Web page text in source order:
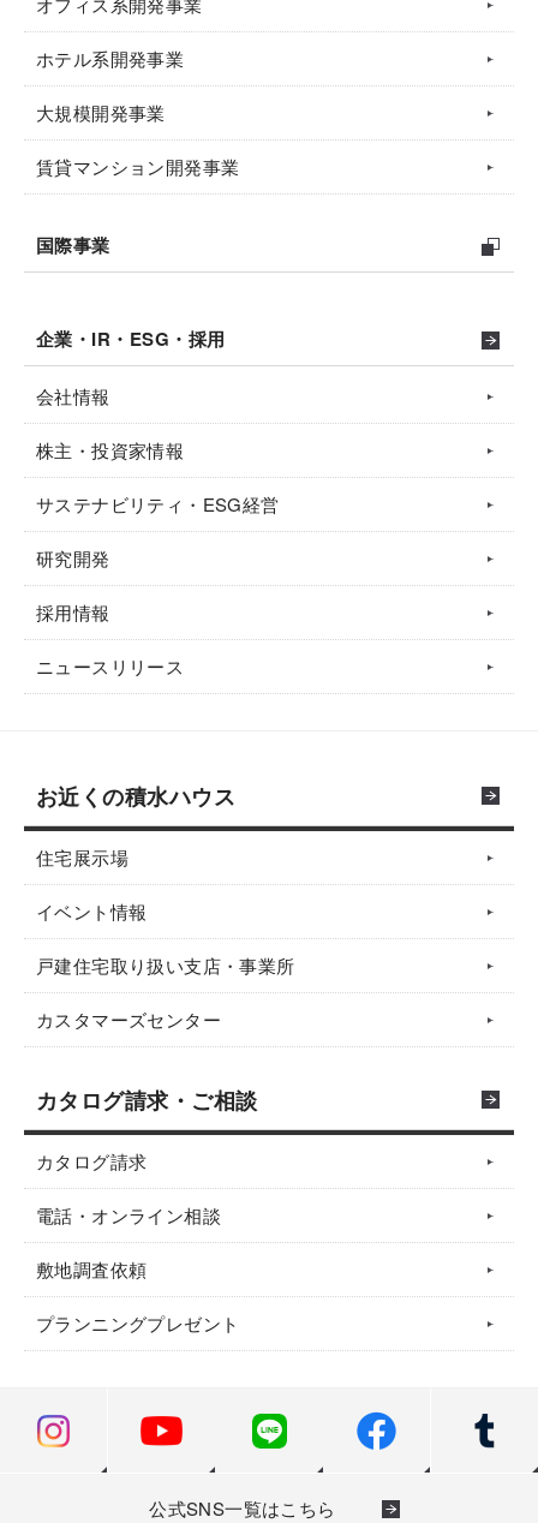
ホテル系開発事業
大規模開発事業
賃貸マンション開発事業
国際事業
企業・IR・ESG・採用
会社情報
株主・投資家情報
サステナビリティ・ESG経営
研究開発
採用情報
ニュースリリース
お近くの積水ハウス
住宅展示場
イベント情報
戸建住宅取り扱い支店・事業所
カスタマーズセンター
カタログ請求・ご相談
カタログ請求
電話・オンライン相談
敷地調査依頼
プランニングプレゼント
公式SNS一覧はこちら